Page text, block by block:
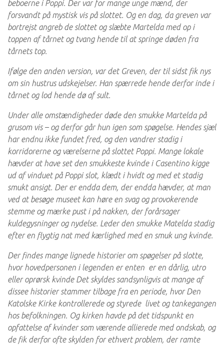
beboerne i Poppi. Der var for mange unge mænd, der
forsvandt på mystisk vis på slottet. Og en dag, da greven var
bortrejst angreb de slottet og slæbte Martelda med op i
toppen af tårnet og tvang hende til at springe døden fra
tårnets top.
Ifølge den anden version, var det Greven, der til sidst fik nys
om sin hustrus udskejelser. Han spærrede hende derfor inde i
tårnet og lod hende dø af sult.
Under alle omstændigheder døde den smukke Martelda på
grusom vis – og derfor går hun igen som spøgelse. Hendes sjæl
har endnu ikke fundet fred, og den vandrer stadig i
korridorerne og værelserne på slottet Poppi. Mange lokale
hævder at have set den smukkeste kvinde i Casentino kigge
ud af vinduet på Poppi slot, klædt i hvidt og med et stadig
smukt ansigt. Der er endda dem, der endda hævder, at man
ved at besøge museet kan høre en svag og provokerende
stemme og mærke pust i på nakken, der forårsager
kuldegysninger og nydelse. Leder den smukke Matelda stadig
efter en flygtig nat med kærlighed med en smuk ung kvinde.
Der findes mange lignede historier om spøgelser på slotte,
hvor hovedpersonen i legenden er enten er en dårlig, utro
eller oprørsk kvinde Det skyldes sandsynligvis at mange af
dissee historier stammer tilbage fra en periode, hvor Den
Katolske Kirke kontrollerede og styrede livet og tankegangen
hos befolkningen. Og kirken havde på det tidspunkt en
opfattelse af kvinder som værende allierede med ondskab, og
de fik derfor ofte skylden for ethvert problem, der ramte